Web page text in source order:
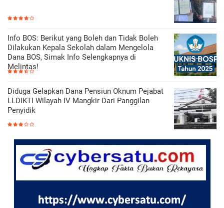
Info BOS: Berikut yang Boleh dan Tidak Boleh
Dilakukan Kepala Sekolah dalam Mengelola
Dana BOS, Simak Info Selengkapnya di
Melintas!
Diduga Gelapkan Dana Pensiun Oknum Pejabat
LLDIKTI Wilayah IV Mangkir Dari Panggilan
Penyidik